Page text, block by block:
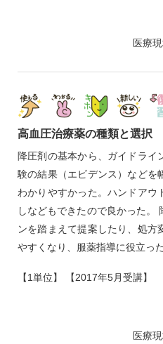
医療
高血圧治療薬の種類と選択
降圧剤の基本から、ガイドラ
験の結果（エビデンス）などを
わかりやすかった。ハンドアウ
しなどもできたので良かった。
ンを踏まえて提案したり、処方
やすくなり、服薬指導に役立っ
【1単位】 【2017年5月受講】
医療